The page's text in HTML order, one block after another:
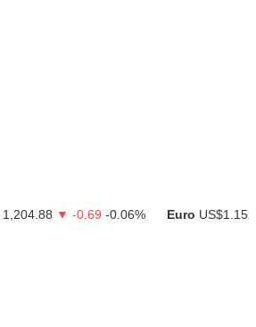
1,204.88 ▼ -0.69 -0.06% Euro